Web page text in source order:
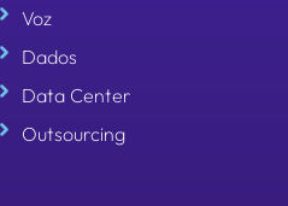
Voz
Dados
Data Center
Outsourcing